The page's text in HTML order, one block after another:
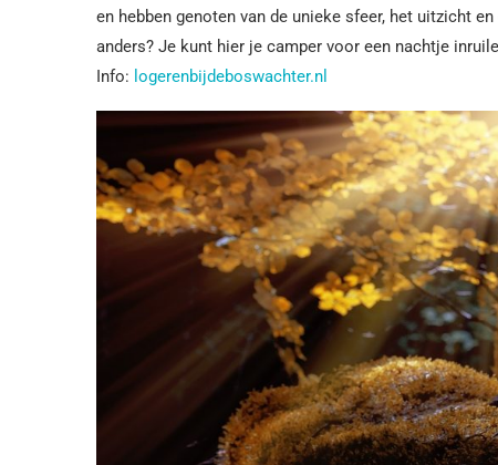
en hebben genoten van de unieke sfeer, het uitzicht
anders? Je kunt hier je camper voor een nachtje
Info: logerenbijdeboswachter.nl